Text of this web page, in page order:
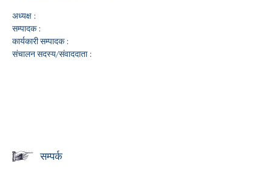
अध्यक्ष :
सम्पादक :
कार्यकारी सम्पादक :
संचालन सदस्य/संवाददाता :
सम्पर्क